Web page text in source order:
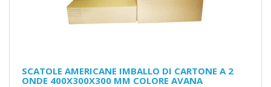
SCATOLE AMERICANE IMBALLO DI CARTONE A 2
ONDE 400X300X300 MM COLORE AVANA